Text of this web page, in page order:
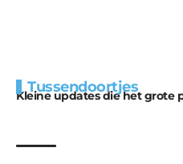
Tussendoortjes
Kleine updates die het grote
voor kabouters